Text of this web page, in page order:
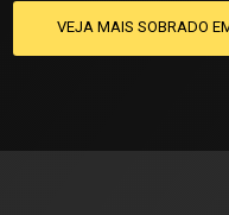
VEJA MAIS SOBRADO